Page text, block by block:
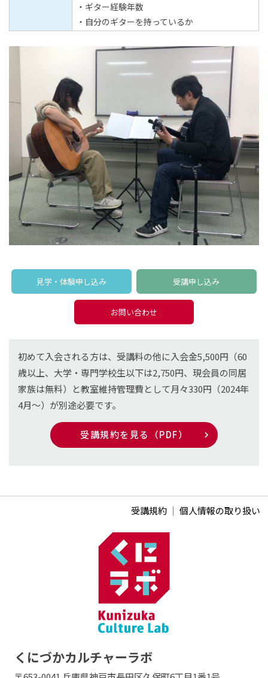
・ギター経験年数
・自分のギターを持っているか
見学・体験申し込み 受講申し込み
お問い合わせ
初めて入会される方は、受講料の他に入会金5,500円（60
歳以上、大学・専門学校生以下は2,750円、現会員の同居
家族は無料）と教室維持管理費として月々330円（2024年
4月〜）が別途必要です。
受講規約を見る（PDF）
受講規約｜ 個人情報の取り扱い
くにづかカルチャーラボ